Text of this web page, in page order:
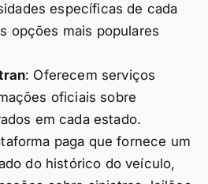
específicas de cada
opções mais populares
: Oferecem serviços
oficiais sobre
em cada estado.
paga que fornece um
do histórico do veículo,